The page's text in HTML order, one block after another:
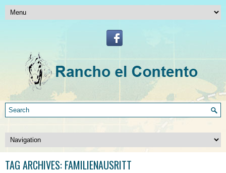
TAG ARCHIVES: FAMILIENAUSRITT